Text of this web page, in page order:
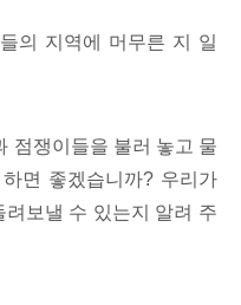
의 지역에 머무른 지 일
점쟁이들을 불러 놓고 물
면 좋겠습니까? 우리가
보낼 수 있는지 알려 주